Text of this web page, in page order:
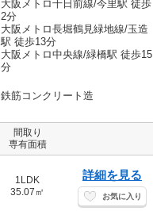
大阪メトロ千日前線/今里駅 徒歩
2分
大阪メトロ長堀鶴見緑地線/玉造
駅 徒歩13分
大阪メトロ中央線/緑橋駅 徒歩15
分
鉄筋コンクリート造
間取り
専有面積
1LDK
35.07㎡
詳細を見る
お気に入り